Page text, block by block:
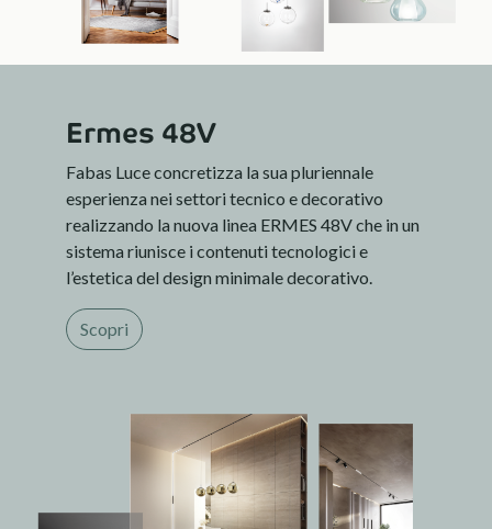
Ermes 48V
Fabas Luce concretizza la sua pluriennale
esperienza nei settori tecnico e decorativo
realizzando la nuova linea ERMES 48V che in un
sistema riunisce i contenuti tecnologici e
l’estetica del design minimale decorativo.
Scopri